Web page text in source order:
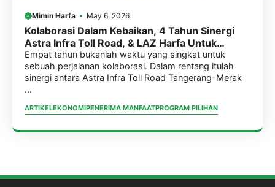
Mimin Harfa May 6, 2026
Kolaborasi Dalam Kebaikan, 4 Tahun Sinergi
Astra Infra Toll Road, & LAZ Harfa Untuk
Program Pemberdayaan Masyarakat
Empat tahun bukanlah waktu yang singkat untuk
sebuah perjalanan kolaborasi. Dalam rentang itulah
sinergi antara Astra Infra Toll Road Tangerang-Merak
...
ARTIKELEKONOMIPENERIMA MANFAATPROGRAM PILIHAN